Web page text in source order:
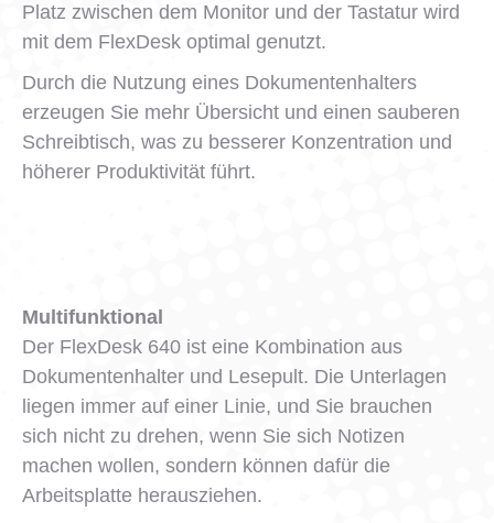
Platz zwischen dem Monitor und der Tastatur wird
mit dem FlexDesk optimal genutzt.
Durch die Nutzung eines Dokumentenhalters
erzeugen Sie mehr Übersicht und einen sauberen
Schreibtisch, was zu besserer Konzentration und
höherer Produktivität führt.
Multifunktional
Der FlexDesk 640 ist eine Kombination aus
Dokumentenhalter und Lesepult. Die Unterlagen
liegen immer auf einer Linie, und Sie brauchen
sich nicht zu drehen, wenn Sie sich Notizen
machen wollen, sondern können dafür die
Arbeitsplatte herausziehen.